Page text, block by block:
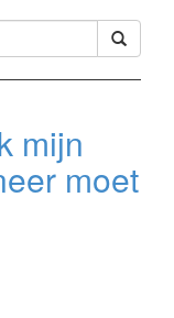
mijn
moet